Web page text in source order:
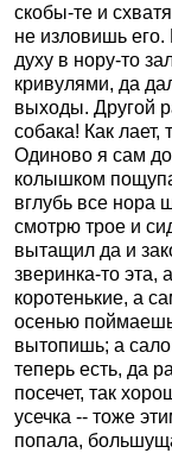
скобы-те и
не изловишь его.
духу в нору-то
кривулями, да
выходы. Другой
собака! Как лает,
Одиново я сам
колышком
вглубь все нора
смотрю трое и
вытащил да и
зверинка-то
коротенькие, а
осенью
вытопишь; а
теперь есть, да
посечет, так
усечка -- тоже
попала,